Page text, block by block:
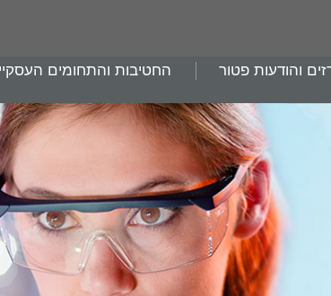
והודעות פטור החטיבות והתחומים